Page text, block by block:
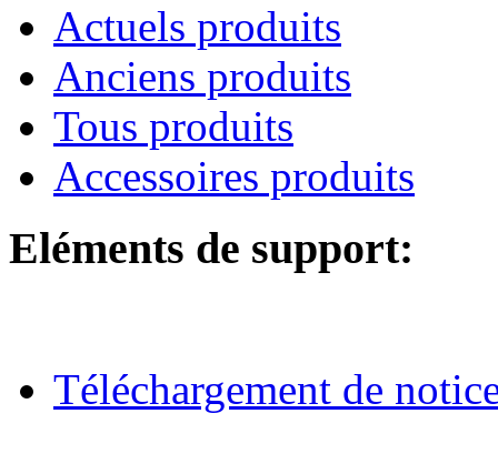
Actuels produits
Anciens produits
Tous produits
Accessoires produits
Eléments de support:
Téléchargement de